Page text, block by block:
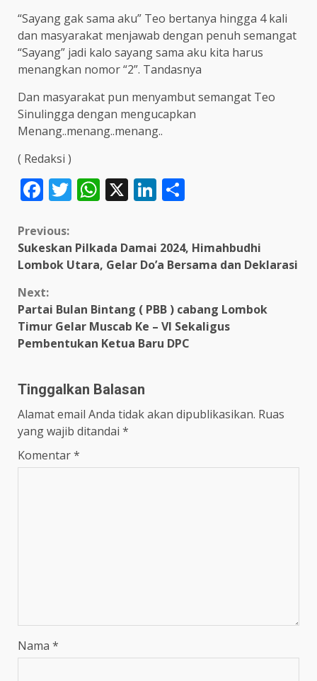
“Sayang gak sama aku” Teo bertanya hingga 4 kali
dan masyarakat menjawab dengan penuh semangat
“Sayang” jadi kalo sayang sama aku kita harus
menangkan nomor “2”. Tandasnya
Dan masyarakat pun menyambut semangat Teo
Sinulingga dengan mengucapkan
Menang..menang..menang..
( Redaksi )
Facebook
Twitter
WhatsApp
X LinkedIn
Continue
Reading
Previous:
Sukeskan Pilkada Damai 2024, Himahbudhi
Lombok Utara, Gelar Do’a Bersama dan Deklarasi
Next:
Partai Bulan Bintang ( PBB ) cabang Lombok
Timur Gelar Muscab Ke – VI Sekaligus
Pembentukan Ketua Baru DPC
Tinggalkan Balasan
Alamat email Anda tidak akan dipublikasikan. Ruas
yang wajib ditandai *
Komentar*
Nama *